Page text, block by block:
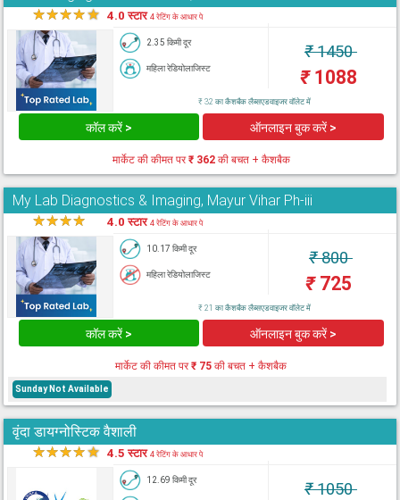
★★★★★ 4.0 स्टार4 रेटिंग के आधार पे
2.35 किमी दूर
महिला रेडियोलाजिस्ट
₹1450
₹1088
₹ 32 का कैशबैक लैब्सएडवाइजर वॉलेट में
कॉल करें > ऑनलाइन बुक करें >
मार्केट की कीमत पर₹ 362की बचत + कैशबैक
My Lab Diagnostics & Imaging, Mayur Vihar Ph-iii
★★★★ 4.0 स्टार4 रेटिंग के आधार पे
10.17 किमी दूर
महिला रेडियोलाजिस्ट
₹800
₹725
₹ 21 का कैशबैक लैब्सएडवाइजर वॉलेट में
कॉल करें > ऑनलाइन बुक करें >
मार्केट की कीमत पर₹ 75 की बचत + कैशबैक
Sunday Not Available
वृंदा डायग्नोस्टिक वैशाली
★★★★★ 4.5 स्टार4 रेटिंग के आधार पे
12.69 किमी दूर ₹1050